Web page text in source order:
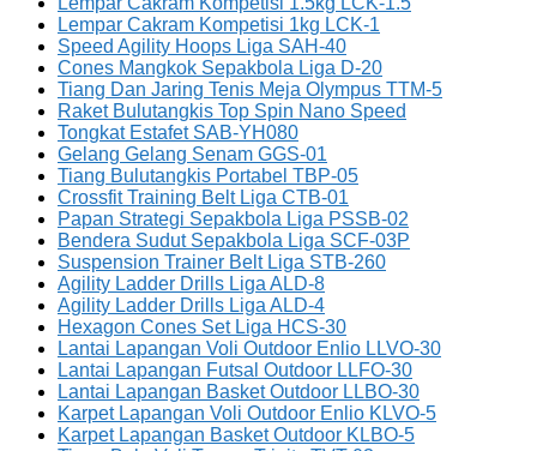
Lempar Cakram Kompetisi 1kg LCK-1
Speed Agility Hoops Liga SAH-40
Cones Mangkok Sepakbola Liga D-20
Tiang Dan Jaring Tenis Meja Olympus TTM-5
Raket Bulutangkis Top Spin Nano Speed
Tongkat Estafet SAB-YH080
Gelang Gelang Senam GGS-01
Tiang Bulutangkis Portabel TBP-05
Crossfit Training Belt Liga CTB-01
Papan Strategi Sepakbola Liga PSSB-02
Bendera Sudut Sepakbola Liga SCF-03P
Suspension Trainer Belt Liga STB-260
Agility Ladder Drills Liga ALD-8
Agility Ladder Drills Liga ALD-4
Hexagon Cones Set Liga HCS-30
Lantai Lapangan Voli Outdoor Enlio LLVO-30
Lantai Lapangan Futsal Outdoor LLFO-30
Lantai Lapangan Basket Outdoor LLBO-30
Karpet Lapangan Voli Outdoor Enlio KLVO-5
Karpet Lapangan Basket Outdoor KLBO-5